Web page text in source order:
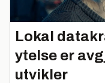
Lokal
ytelse er
utvikler